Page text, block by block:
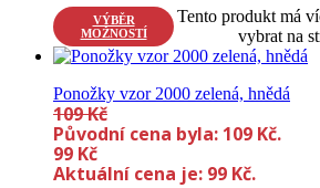
VÝBĚR
MOŽNOSTÍ
Tento produkt má
vybrat na
Ponožky vzor 2000 zelená, hnědá
109Kč
Původní cena byla: 109 Kč.
99 Kč
Aktuální cena je: 99 Kč.